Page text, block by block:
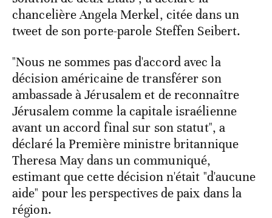
chancelière Angela Merkel, citée dans un
tweet de son porte-parole Steffen Seibert.
"Nous ne sommes pas d'accord avec la
décision américaine de transférer son
ambassade à Jérusalem et de reconnaître
Jérusalem comme la capitale israélienne
avant un accord final sur son statut", a
déclaré la Première ministre britannique
Theresa May dans un communiqué,
estimant que cette décision n'était "d'aucune
aide" pour les perspectives de paix dans la
région.